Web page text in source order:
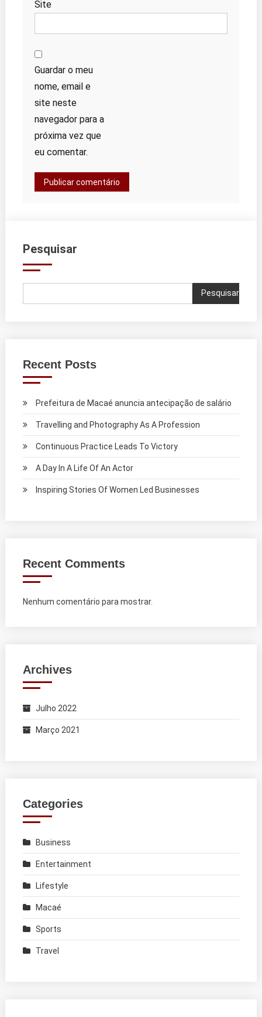
Site
Guardar o meu
nome, email e
site neste
navegador para a
próxima vez que
eu comentar.
Pesquisar
Pesquisar
Recent Posts
Prefeitura de Macaé anuncia antecipação de salário
Travelling and Photography As A Profession
Continuous Practice Leads To Victory
A Day In A Life Of An Actor
Inspiring Stories Of Women Led Businesses
Recent Comments
Nenhum comentário para mostrar.
Archives
Julho 2022
Março 2021
Categories
Business
Entertainment
Lifestyle
Macaé
Sports
Travel